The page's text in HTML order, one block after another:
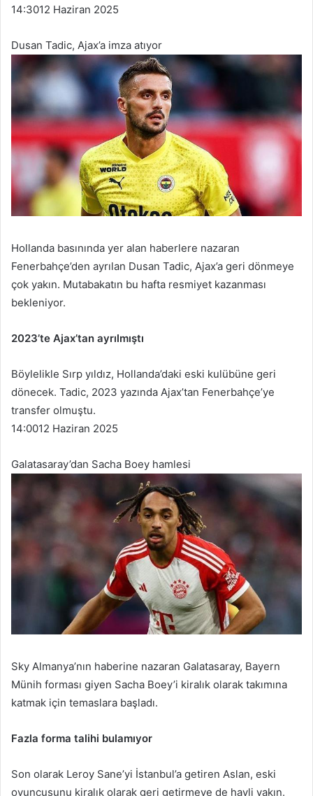
14:3012 Haziran 2025
Dusan Tadic, Ajax’a imza atıyor
Hollanda basınında yer alan haberlere nazaran
Fenerbahçe’den ayrılan Dusan Tadic, Ajax’a geri dönmeye
çok yakın. Mutabakatın bu hafta resmiyet kazanması
bekleniyor.
2023’te Ajax’tan ayrılmıştı
Böylelikle Sırp yıldız, Hollanda’daki eski kulübüne geri
dönecek. Tadic, 2023 yazında Ajax’tan Fenerbahçe’ye
transfer olmuştu.
14:0012 Haziran 2025
Galatasaray’dan Sacha Boey hamlesi
Sky Almanya’nın haberine nazaran Galatasaray, Bayern
Münih forması giyen Sacha Boey’i kiralık olarak takımına
katmak için temaslara başladı.
Fazla forma talihi bulamıyor
Son olarak Leroy Sane’yi İstanbul’a getiren Aslan, eski
oyuncusunu kiralık olarak geri getirmeye de hayli yakın.